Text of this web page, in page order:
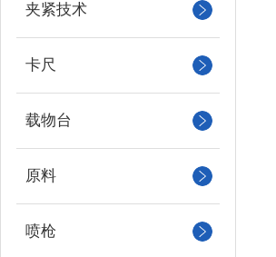
夹紧技术
卡尺
载物台
原料
喷枪